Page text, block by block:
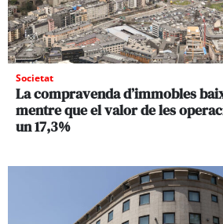
Societat
La compravenda d’immobles
mentre que el valor de les
un 17,3%